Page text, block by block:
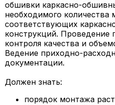
обшивки каркасно-
необходимого количества
соответствующих
конструкций. Проведение
контроля качества и
Ведение приходно-
документации.
Должен знать:
порядок монтажа